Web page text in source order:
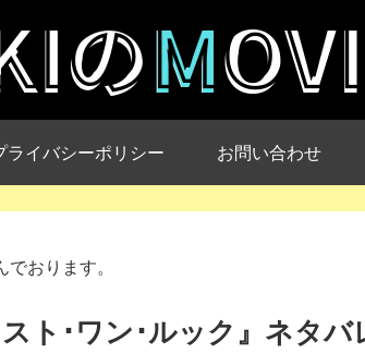
ライバシーポリシー お問い合わせ
おります。
ト･ワン･ルック』ネタバ